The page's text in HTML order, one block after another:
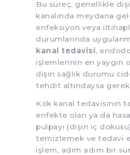
Bu süreç, genellikle
kanalında meydana
enfeksiyon veya
durumlarında
kanal tedavisi,
işlemlerinin en yaygın
dişin sağlık durumu
tehdit altındaysa
Kök kanal tedavisinin
enfekte olan ya da
pulpayı (dişin iç
temizlemek ve tedavi
işlem, adım adım bir